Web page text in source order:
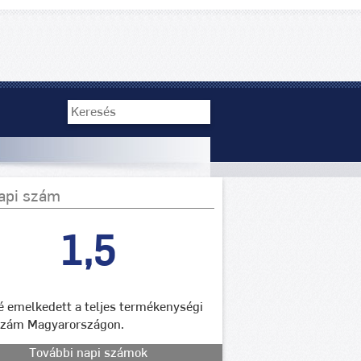
szám
1,5
emelkedett a teljes termékenységi
Magyarországon.
További napi számok